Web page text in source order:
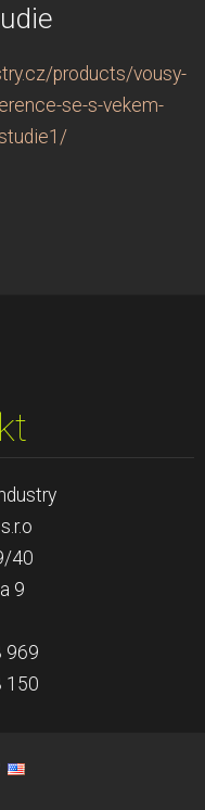
products/vousy-
se-s-vekem-
40
9
969
150